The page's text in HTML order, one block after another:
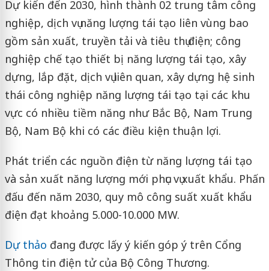
Dự kiến đến 2030, hình thành 02 trung tâm công
nghiệp, dịch vụ năng lượng tái tạo liên vùng bao
gồm sản xuất, truyền tải và tiêu thụ điện; công
nghiệp chế tạo thiết bị năng lượng tái tạo, xây
dựng, lắp đặt, dịch vụ liên quan, xây dựng hệ sinh
thái công nghiệp năng lượng tái tạo tại các khu
vực có nhiều tiềm năng như Bắc Bộ, Nam Trung
Bộ, Nam Bộ khi có các điều kiện thuận lợi.
Phát triển các nguồn điện từ năng lượng tái tạo
và sản xuất năng lượng mới phục vụ xuất khẩu. Phấn
đấu đến năm 2030, quy mô công suất xuất khẩu
điện đạt khoảng 5.000-10.000 MW.
Dự thảo đang được lấy ý kiến góp ý trên Cổng
Thông tin điện tử của Bộ Công Thương.